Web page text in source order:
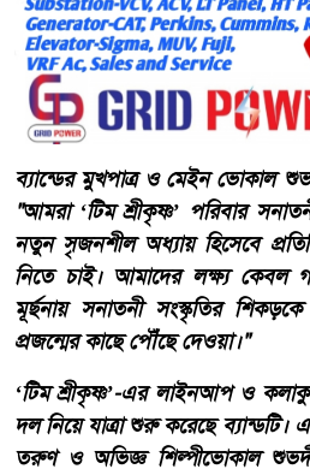
​ব্যান্ডের মুখপাত্র ও মেইন ভোকাল
"আমরা ‘টিম শ্রীকৃষ্ণ’ পরিবার
নতুন সৃজনশীল অধ্যায় হিসেবে
নিতে চাই। আমাদের লক্ষ্য কেবল
মূর্ছনায় সনাতনী সংস্কৃতির
প্রজন্মের কাছে পৌঁছে দেওয়া।"
​‘টিম শ্রীকৃষ্ণ’-এর লাইনআপ ও
দল নিয়ে যাত্রা শুরু করেছে
তরুণ ও অভিজ্ঞ শিল্পী​ভোকাল